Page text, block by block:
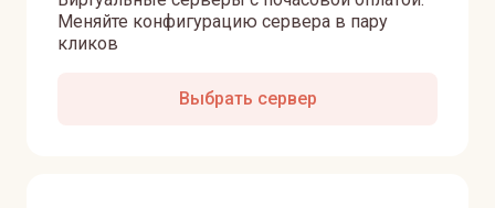
Меняйте конфигурацию сервера в пару
кликов
Выбрать сервер